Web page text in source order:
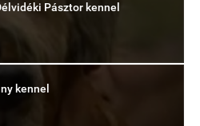
Pásztor kennel
kennel